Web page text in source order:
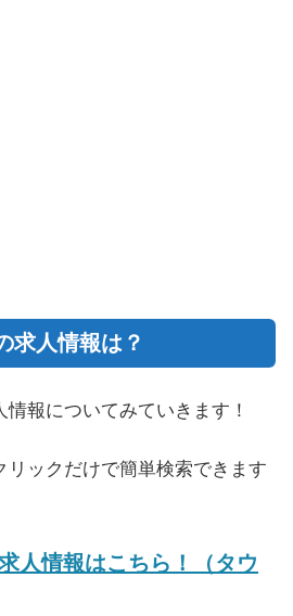
求人情報は？
報についてみていきます！
リックだけで簡単検索できます
人情報はこちら！（タウ